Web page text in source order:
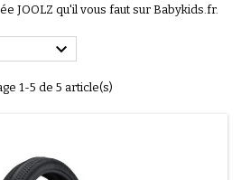
JOOLZ qu'il vous faut sur Babykids.fr.

1-5 de 5 article(s)